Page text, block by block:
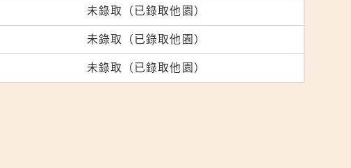
未錄取（已錄取他園）
未錄取（已錄取他園）
未錄取（已錄取他園）